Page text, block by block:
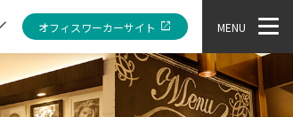
オフィスワーカーサイト MENU